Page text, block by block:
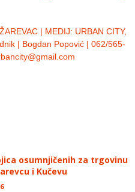
| MEDIJ: URBAN CITY,
| Bogdan Popović | 062/565-
osumnjičenih za trgovinu
i Kučevu